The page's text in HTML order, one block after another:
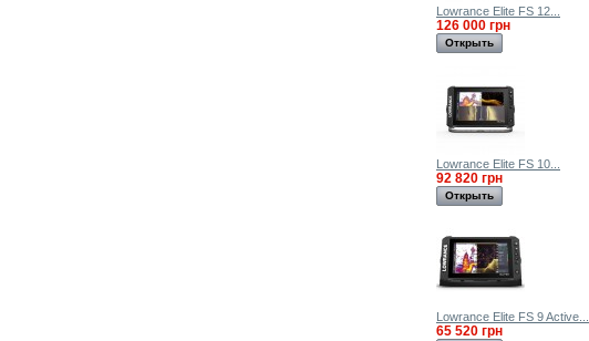
Lowrance Elite FS 12...
126 000 грн
Открыть
Lowrance Elite FS 10...
92 820 грн
Открыть
Lowrance Elite FS 9 Active...
65 520 грн